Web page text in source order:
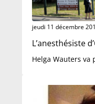
jeudi 11 décembre
L’anesthésiste
Helga Wauters